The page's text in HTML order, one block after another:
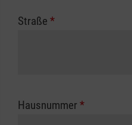
Straße *
Hausnummer *